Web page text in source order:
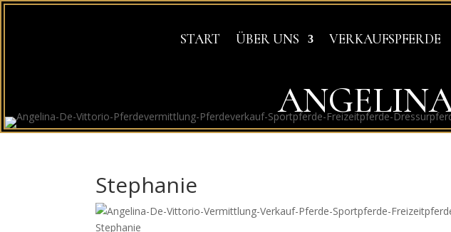
START ÜBER UNS VERKAUFSPFERDE
VERMITTLUNG &
Stephanie